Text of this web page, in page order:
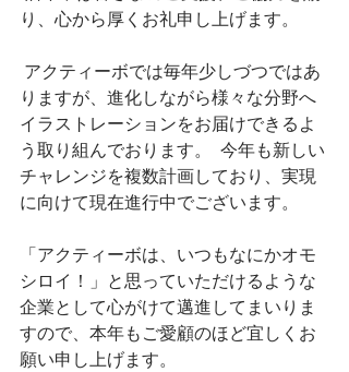
り、心から厚くお礼申し上げます。
りますが、進化しながら様々な分野へ
イラストレーションをお届けできるよ
う取り組んでおります。  今年も新しい
チャレンジを複数計画しており、実現
に向けて現在進行中でございます。
「アクティーボは、いつもなにかオモ
シロイ！」と思っていただけるような
企業として心がけて邁進してまいりま
すので、本年もご愛顧のほど宜しくお
願い申し上げます。